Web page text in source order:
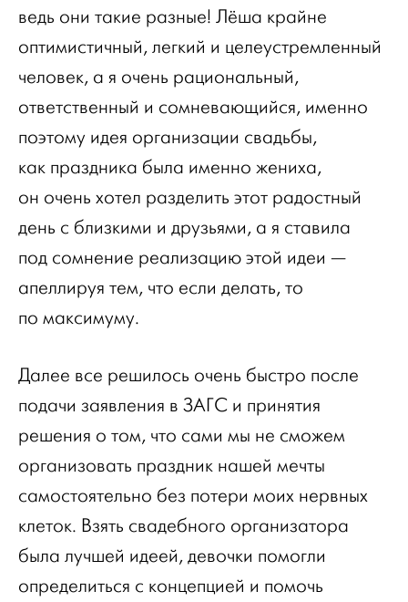
ведь они такие разные! Лёша крайне
оптимистичный, легкий и целеустремленный
человек, а я очень рациональный,
ответственный и сомневающийся, именно
поэтому идея организации свадьбы,
как праздника была именно жениха,
он очень хотел разделить этот радостный
день с близкими и друзьями, а я ставила
под сомнение реализацию этой идеи —
апеллируя тем, что если делать, то
по максимуму.
Далее все решилось очень быстро после
подачи заявления в ЗАГС и принятия
решения о том, что сами мы не сможем
организовать праздник нашей мечты
самостоятельно без потери моих нервных
клеток. Взять свадебного организатора
была лучшей идеей, девочки помогли
определиться с концепцией и помочь